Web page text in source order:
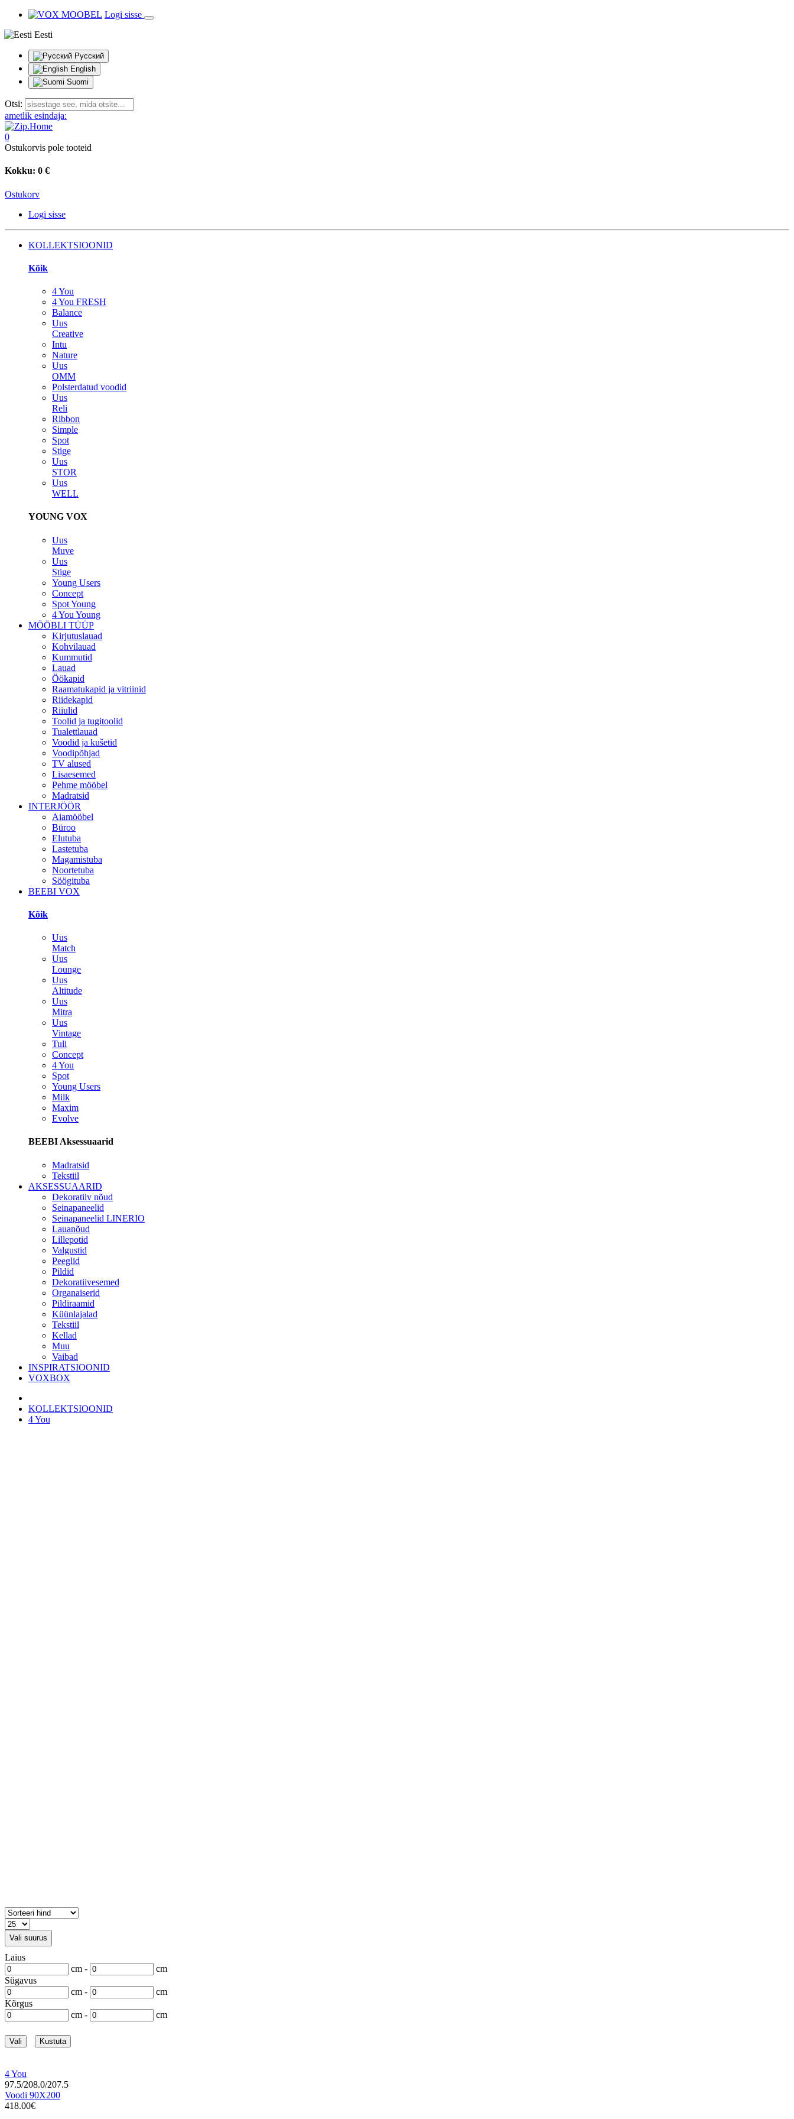
Logi sisse
Eesti
Русский
English
Suomi
Otsi:
ametlik esindaja:
0
Ostukorvis pole tooteid
Kokku: 0 €
Ostukorv
Logi sisse
KOLLEKTSIOONID
Kõik
4 You
4 You FRESH
Balance
Uus
Creative
Intu
Nature
Uus
OMM
Polsterdatud voodid
Uus
Reli
Ribbon
Simple
Spot
Stige
Uus
STOR
Uus
WELL
YOUNG VOX
Uus
Muve
Uus
Stige
Young Users
Concept
Spot Young
4 You Young
MÖÖBLI TÜÜP
Kirjutuslauad
Kohvilauad
Kummutid
Lauad
Öökapid
Raamatukapid ja vitriinid
Riidekapid
Riiulid
Toolid ja tugitoolid
Tualettlauad
Voodid ja kušetid
Voodipõhjad
TV alused
Lisaesemed
Pehme mööbel
Madratsid
INTERJÖÖR
Aiamööbel
Büroo
Elutuba
Lastetuba
Magamistuba
Noortetuba
Söögituba
BEEBI VOX
Kõik
Uus
Match
Uus
Lounge
Uus
Altitude
Uus
Mitra
Uus
Vintage
Tuli
Concept
4 You
Spot
Young Users
Milk
Maxim
Evolve
BEEBI Aksessuaarid
Madratsid
Tekstiil
AKSESSUAARID
Dekoratiiv nõud
Seinapaneelid
Seinapaneelid LINERIO
Lauanõud
Lillepotid
Valgustid
Peeglid
Pildid
Dekoratiivesemed
Organaiserid
Pildiraamid
Küünlajalad
Tekstiil
Kellad
Muu
Vaibad
INSPIRATSIOONID
VOXBOX
KOLLEKTSIOONID
4 You
Vali suurus
Laius
cm -
cm
Sügavus
cm -
cm
Kõrgus
cm -
cm
Vali Kustuta
4 You
97.5/208.0/207.5
Voodi 90X200
418.00€